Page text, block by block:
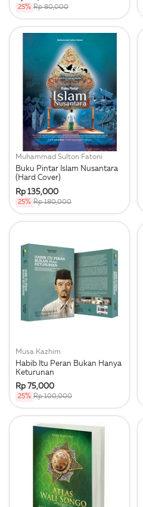
25% Rp 80,000
Muhammad Sulton Fatoni
Buku Pintar Islam Nusantara
(Hard Cover)
Rp 135,000
25% Rp 180,000
Musa Kazhim
Habib Itu Peran Bukan Hanya
Keturunan
Rp 75,000
25% Rp 100,000